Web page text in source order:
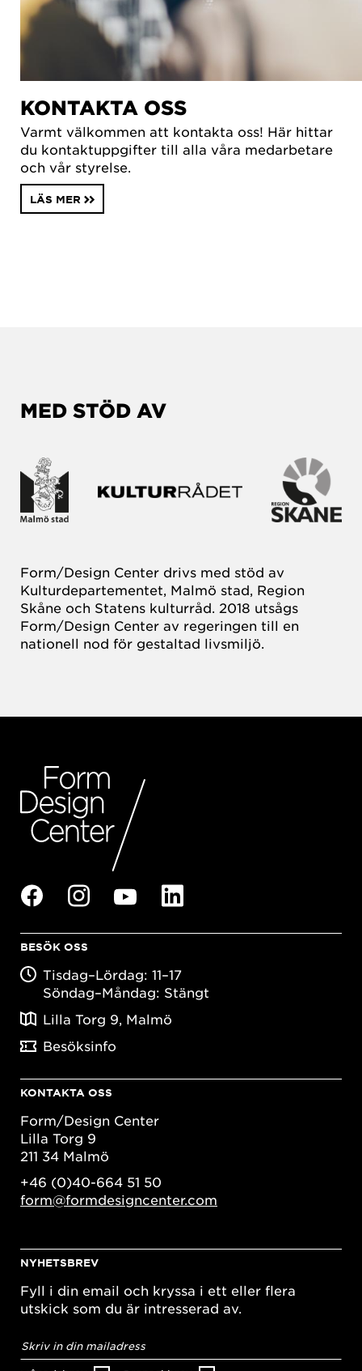
KONTAKTA OSS
Varmt välkommen att kontakta oss! Här hittar
du kontaktuppgifter till alla våra medarbetare
och vår styrelse.
LÄS MER
MED STÖD AV
Form/Design Center drivs med stöd av
Kulturdepartementet, Malmö stad, Region
Skåne och Statens kulturråd. 2018 utsågs
Form/Design Center av regeringen till en
nationell nod för gestaltad livsmiljö.
BESÖK OSS
Tisdag–Lördag: 11–17
Söndag–Måndag: Stängt
Lilla Torg 9, Malmö
Besöksinfo
KONTAKTA OSS
Form/Design Center
Lilla Torg 9
211 34 Malmö
+46 (0)40-664 51 50
form@formdesigncenter.com
NYHETSBREV
Fyll i din email och kryssa i ett eller flera
utskick som du är intresserad av.
postadress*